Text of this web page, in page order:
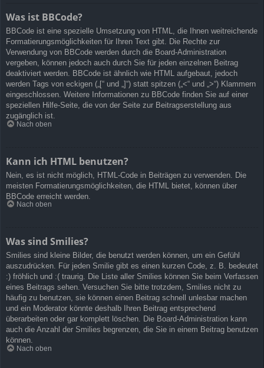
Was ist BBCode?
BBCode ist eine spezielle Umsetzung von HTML, die Ihnen weitreichende
Formatierungsmöglichkeiten für Ihren Text gibt. Die Rechte zur
Verwendung von BBCode werden durch die Board-Administration
vergeben, können jedoch auch durch Sie für jeden einzelnen Beitrag
deaktiviert werden. BBCode ist ähnlich wie HTML aufgebaut, jedoch
werden Tags von eckigen („[“ und „]“) statt spitzen („<“ und „>“) Klammern
eingeschlossen. Weitere Informationen zu BBCode finden Sie auf einer
speziellen Hilfe-Seite, die von der Seite zur Beitragserstellung aus
zugänglich ist.
Nach oben
Kann ich HTML benutzen?
Nein, es ist nicht möglich, HTML-Code in Beiträgen zu verwenden. Die
meisten Formatierungsmöglichkeiten, die HTML bietet, können über
BBCode erreicht werden.
Nach oben
Was sind Smilies?
Smilies sind kleine Bilder, die benutzt werden können, um ein Gefühl
auszudrücken. Für jeden Smilie gibt es einen kurzen Code, z. B. bedeutet
:) fröhlich und :( traurig. Die Liste aller Smilies können Sie beim Verfassen
eines Beitrags sehen. Versuchen Sie bitte trotzdem, Smilies nicht zu
häufig zu benutzen, sie können einen Beitrag schnell unlesbar machen
und ein Moderator könnte deshalb Ihren Beitrag entsprechend
überarbeiten oder gar komplett löschen. Die Board-Administration kann
auch die Anzahl der Smilies begrenzen, die Sie in einem Beitrag benutzen
können.
Nach oben